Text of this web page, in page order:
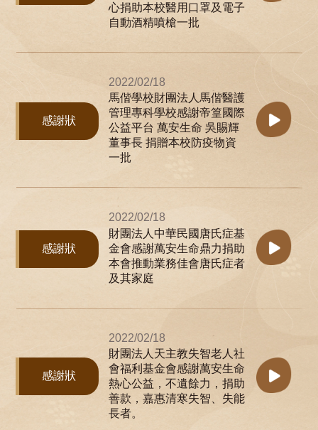
心捐助本校醫用口罩及電子
自動酒精噴槍一批
感謝狀
2022/02/18
馬偕學校財團法人馬偕醫護
管理專科學校感謝帝篁國際
公益平台 萬安生命 吳賜輝
董事長 捐贈本校防疫物資
一批
感謝狀
2022/02/18
財團法人中華民國唐氏症基
金會感謝萬安生命鼎力捐助
本會推動業務佳會唐氏症者
及其家庭
感謝狀
2022/02/18
財團法人天主教失智老人社
會福利基金會感謝萬安生命
熱心公益，不遺餘力，捐助
善款，嘉惠清寒失智、失能
長者。